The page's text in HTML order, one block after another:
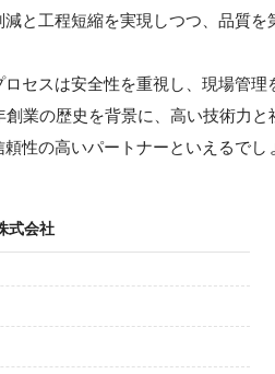
と工程短縮を実現しつつ、品質を
ロセスは安全性を重視し、現場管
創業の歴史を背景に、高い技術力
性の高いパートナーといえるでし
式会社